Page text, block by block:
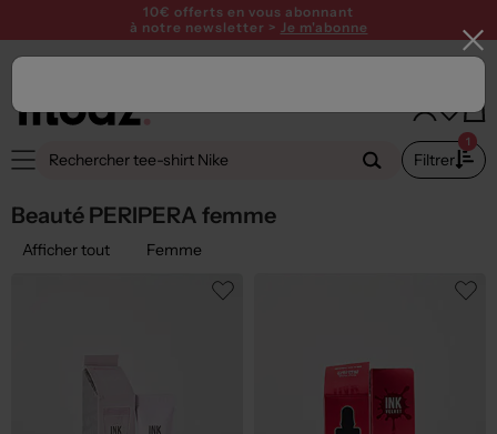
10€ offerts en vous abonnant
à notre newsletter > Je m'abonne
Filtrer
1
Beauté PERIPERA femme
Afficher tout Femme